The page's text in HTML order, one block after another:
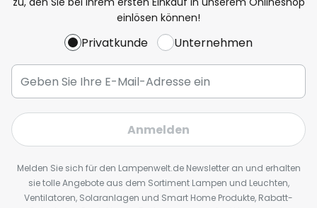
einlösen können!
Privatkunde Unternehmen
Anmelden
Melden Sie sich für den Lampenwelt.de Newsletter an und erhalten
sie tolle Angebote aus dem Sortiment Lampen und Leuchten,
Ventilatoren, Solaranlagen und Smart Home Produkte, Rabatt-